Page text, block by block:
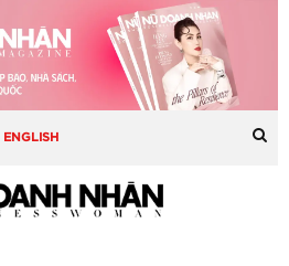
| ENGLISH